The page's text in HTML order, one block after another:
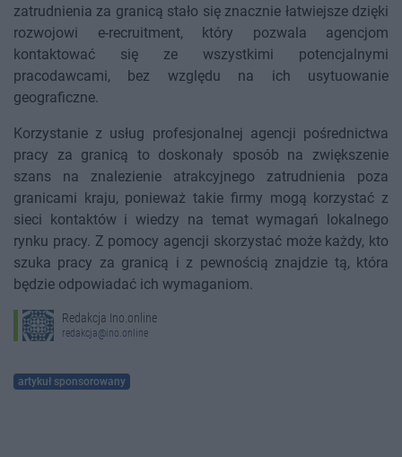
zatrudnienia za granicą stało się znacznie łatwiejsze dzięki
rozwojowi e-recruitment, który pozwala agencjom
kontaktować się ze wszystkimi potencjalnymi
pracodawcami, bez względu na ich usytuowanie
geograficzne.
Korzystanie z usług profesjonalnej agencji pośrednictwa
pracy za granicą to doskonały sposób na zwiększenie
szans na znalezienie atrakcyjnego zatrudnienia poza
granicami kraju, ponieważ takie firmy mogą korzystać z
sieci kontaktów i wiedzy na temat wymagań lokalnego
rynku pracy. Z pomocy agencji skorzystać może każdy, kto
szuka pracy za granicą i z pewnością znajdzie tą, która
będzie odpowiadać ich wymaganiom.
Redakcja Ino.online
redakcja@ino.online
artykuł sponsorowany